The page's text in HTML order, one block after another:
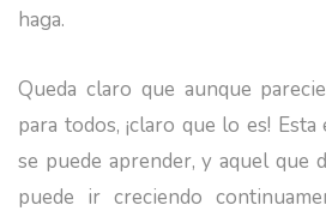
haga.
Queda claro que aunque
para todos, ¡claro que lo es!
se puede aprender, y aquel que
puede ir creciendo